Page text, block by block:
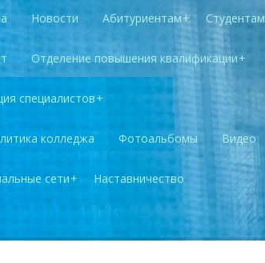
Новости Абитуриентам Студентам
Отделение повышения квалификации
специалистов
колледжа Фотоальбомы Видео
сети Наставничество